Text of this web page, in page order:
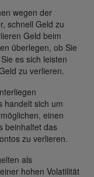
wegen der
schnell Geld zu
Geld beim
überlegen, ob Sie
es sich leisten
zu verlieren.
handelt sich um
einen
beinhaltet das
zu verlieren.
als
hohen Volatilität